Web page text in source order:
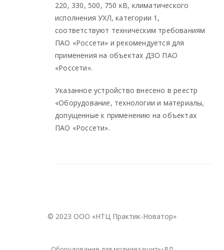
220, 330, 500, 750 кВ, климатического
исполнения УХЛ, категории 1,
соответствуют техническим требованиям
ПАО «Россети» и рекомендуется для
применения на объектах ДЗО ПАО
«Россети».
Указанное устройство внесено в реестр
«Оборудование, технологии и материалы,
допущенные к применению на объектах
ПАО «Россети».
© 2023 ООО «НТЦ Практик-Новатор»